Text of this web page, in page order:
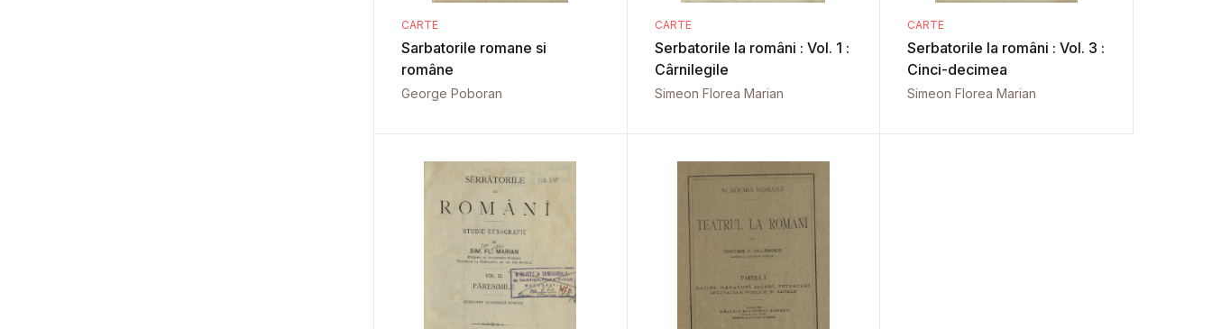
CARTE
Sarbatorile romane si
române
George Poboran
CARTE
Serbatorile la români : Vol. 1 :
Cârnilegile
Simeon Florea Marian
CARTE
Serbatorile la români : Vol. 3 :
Cinci-decimea
Simeon Florea Marian